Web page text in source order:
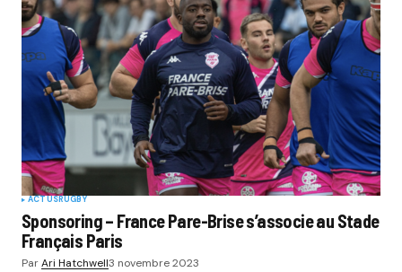
ACTUSRUGBY
Sponsoring – France Pare-Brise s’associe au Stade
Français Paris
ParAri Hatchwell3 novembre 2023